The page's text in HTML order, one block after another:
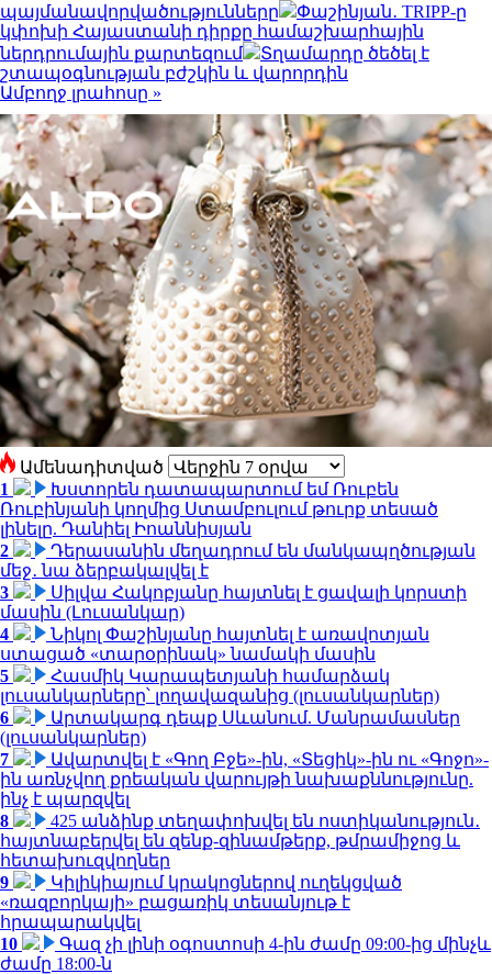
պայմանավորվածությունները
Փաշինյան․ TRIPP-ը
կփոխի Հայաստանի դիրքը համաշխարհային
ներդրումային քարտեզում
Տղամարդը ծեծել է
շտապօգնության բժշկին և վարորդին
Ամբողջ լրահոսը »
Ամենադիտված
1
Խստորեն դատապարտում եմ Ռուբեն
Ռուբինյանի կողմից Ստամբուլում թուրք տեսած
լինելը. Դանիել Իոաննիսյան
2
Դերասանին մեղադրում են մանկապղծության
մեջ․ նա ձերբակալվել է
3
Սիլվա Հակոբյանը հայտնել է ցավալի կորստի
մասին (Լուսանկար)
4
Նիկոլ Փաշինյանը հայտնել է առավոտյան
ստացած «տարօրինակ» նամակի մասին
5
Հասմիկ Կարապետյանի համարձակ
լուսանկարները՝ լողավազանից (լուսանկարներ)
6
Արտակարգ դեպք Սևանում. Մանրամասներ
(լուսանկարներ)
7
Ավարտվել է «Գող Բջե»-ին, «Տեցիկ»-ին ու «Գոջո»-
ին առնչվող քրեական վարույթի նախաքննությունը.
ինչ է պարզվել
8
425 անձինք տեղափոխվել են ոստիկանություն․
հայտնաբերվել են զենք-զինամթերք, թմրամիջոց և
հետախուզվողներ
9
Կիլիկիայում կրակոցներով ուղեկցված
«ռազբորկայի» բացառիկ տեսանյութ է
հրապարակվել
10
Գազ չի լինի օգոստոսի 4-ին ժամը 09:00-ից մինչև
ժամը 18:00-ն